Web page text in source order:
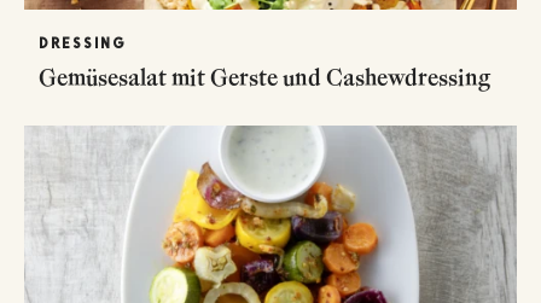
DRESSING
Gemüsesalat mit Gerste und Cashewdressing